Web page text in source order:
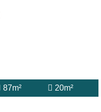
87m² 20m²